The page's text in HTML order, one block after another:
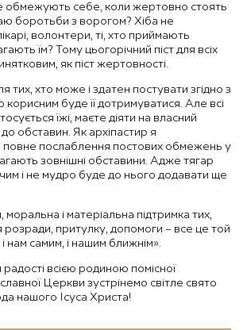
обмежують себе, коли жертовно стоять
боротьби з ворогом? Хіба не
волонтери, ті, хто приймають
їм? Тому цьогорічний піст для всіх
як піст жертовності.
тих, хто може і здатен постувати згідно з
корисним буде її дотримуватися. Але всі
їжі, маєте діяти на власний
обставин. Як архіпастир я
послаблення постових обмежень у
зовнішні обставини. Адже тягар
і не мудро буде до нього додавати ще
і матеріальна підтримка тих,
розради, притулку, допомоги – все це той
і нам самим, і нашим ближнім».
всією родиною помісної
Церкви зустрінемо світле свято
нашого Ісуса Христа!